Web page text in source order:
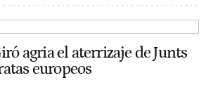
agria el aterrizaje de Junts
europeos